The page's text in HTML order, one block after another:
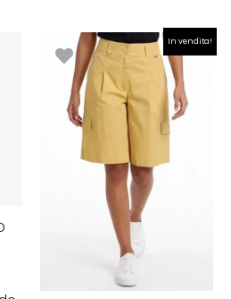
In vendita!
Il
prezzo
originale
era:
€79.90.
prezzo
attuale
è:
€55.93.